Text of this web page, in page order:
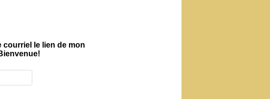
courriel le lien de mon